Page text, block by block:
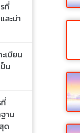
ที่
ละน่า
เบียน
น
าน
ด